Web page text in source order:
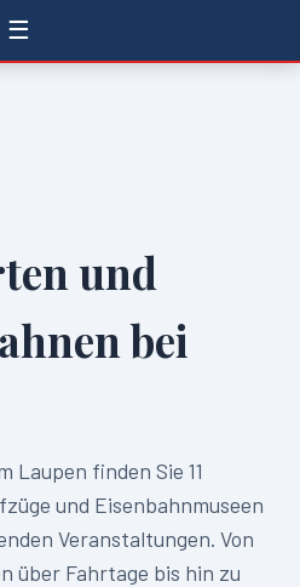
☰
und
bei
Laupen finden Sie 11
und Eisenbahnmuseen
Veranstaltungen. Von
über Fahrtage bis hin zu